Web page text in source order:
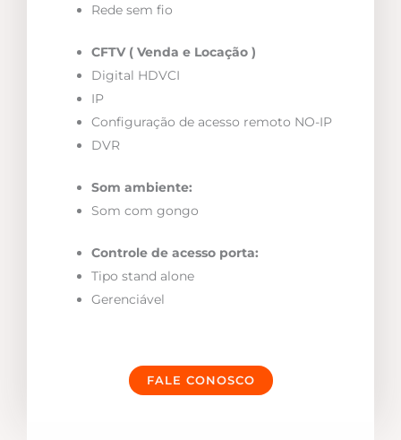
Rede sem fio
CFTV ( Venda e Locação )
Digital HDVCI
IP
Configuração de acesso remoto NO-IP
DVR
Som ambiente:
Som com gongo
Controle de acesso porta:
Tipo stand alone
Gerenciável
FALE CONOSCO